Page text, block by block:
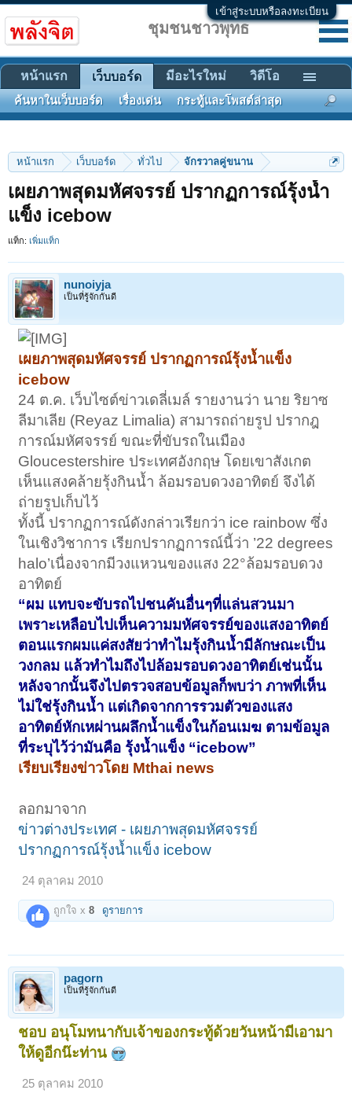
เข้าสู่ระบบหรือลงทะเบียน
หน้าแรก เว็บบอร์ด ทั่วไป จักรวาลคู่ขนาน
เผยภาพสุดมหัศจรรย์ ปรากฏการณ์รุ้งน้ำ
แข็ง icebow
แท็ก: เพิ่มแท็ก
nunoiyja
เป็นที่รู้จักกันดี
เผยภาพสุดมหัศจรรย์ ปรากฏการณ์รุ้งน้ำแข็ง
icebow
24 ต.ค. เว็บไซต์ข่าวเดลี่เมล์ รายงานว่า นาย ริยาซ
ลีมาเลีย (Reyaz Limalia) สามารถถ่ายรูป ปรากฎ
การณ์มหัศจรรย์ ขณะที่ขับรถในเมือง
Gloucestershire ประเทศอังกฤษ โดยเขาสังเกต
เห็นแสงคล้ายรุ้งกินน้ำ ล้อมรอบดวงอาทิตย์ จึงได้
ถ่ายรูปเก็บไว้
ทั้งนี้ ปรากฏการณ์ดังกล่าวเรียกว่า ice rainbow ซึ่ง
ในเชิงวิชาการ เรียกปรากฏการณ์นี้ว่า ’22 degrees
halo’เนื่องจากมีวงแหวนของแสง 22°ล้อมรอบดวง
อาทิตย์
“ผม แทบจะขับรถไปชนคันอื่นๆที่แล่นสวนมา
เพราะเหลือบไปเห็นความมหัศจรรย์ของแสงอาทิตย์
ตอนแรกผมแค่สงสัยว่าทำไมรุ้งกินน้ำมีลักษณะเป็น
วงกลม แล้วทำไมถึงไปล้อมรอบดวงอาทิตย์เช่นนั้น
หลังจากนั้นจึงไปตรวจสอบข้อมูลก็พบว่า ภาพที่เห็น
ไม่ใช่รุ้งกินน้ำ แต่เกิดจากการรวมตัวของแสง
อาทิตย์หักเหผ่านผลึกน้ำแข็งในก้อนเมฆ ตามข้อมูล
ที่ระบุไว้ว่ามันคือ รุ้งน้ำแข็ง “icebow”
เรียบเรียงข่าวโดย Mthai news
ลอกมาจาก
ข่าวต่างประเทศ - เผยภาพสุดมหัศจรรย์
ปรากฏการณ์รุ้งน้ำแข็ง icebow
24 ตุลาคม 2010
ถูกใจ x8 ดูรายการ
pagorn
เป็นที่รู้จักกันดี
ชอบ อนุโมทนากับเจ้าของกระทู้ด้วยวันหน้ามีเอามา
ให้ดูอีกน๊ะท่าน
25 ตุลาคม 2010
ชุมชนชาวพุทธ
หน้าแรก เว็บบอร์ด
ค้นหาในเว็บบอร์ด เรื่องเด่น กระทู้และโพสต์ล่าสุด
มีอะไรใหม่ วิดีโอ